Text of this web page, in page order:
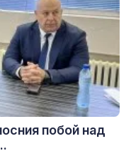
побой над